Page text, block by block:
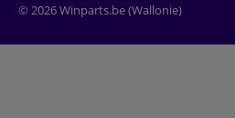
© 2026 Winparts.be (Wallonie)